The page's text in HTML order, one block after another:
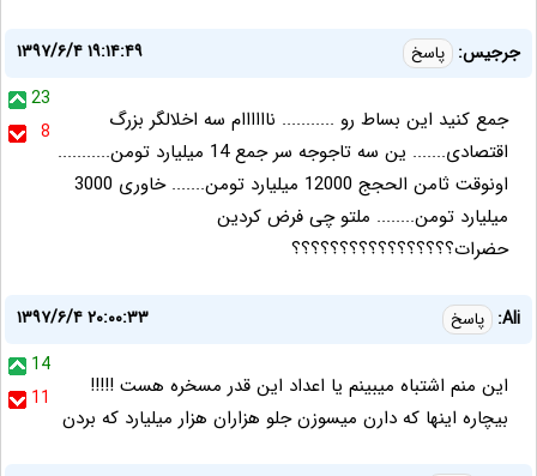
جرجیس: پاسخ
۱۳۹۷/۶/۴ ۱۹:۱۴:۴۹
23
8
جمع کنید این بساط رو ........... ناااااام سه اخلالگر بزرگ
اقتصادی....... ین سه تاجوجه سر جمع 14 میلیارد تومن...........
اونوقت ثامن الحجج 12000 میلیارد تومن....... خاوری 3000
میلیارد تومن........ ملتو چی فرض کردین
حضرات؟؟؟؟؟؟؟؟؟؟؟؟؟؟؟؟؟
Ali: پاسخ
۱۳۹۷/۶/۴ ۲۰:۰۰:۳۳
14
11
اين منم اشتباه ميبينم يا اعداد اين قدر مسخره هست !!!!!
بيچاره اينها كه دارن ميسوزن جلو هزاران هزار ميليارد كه بردن